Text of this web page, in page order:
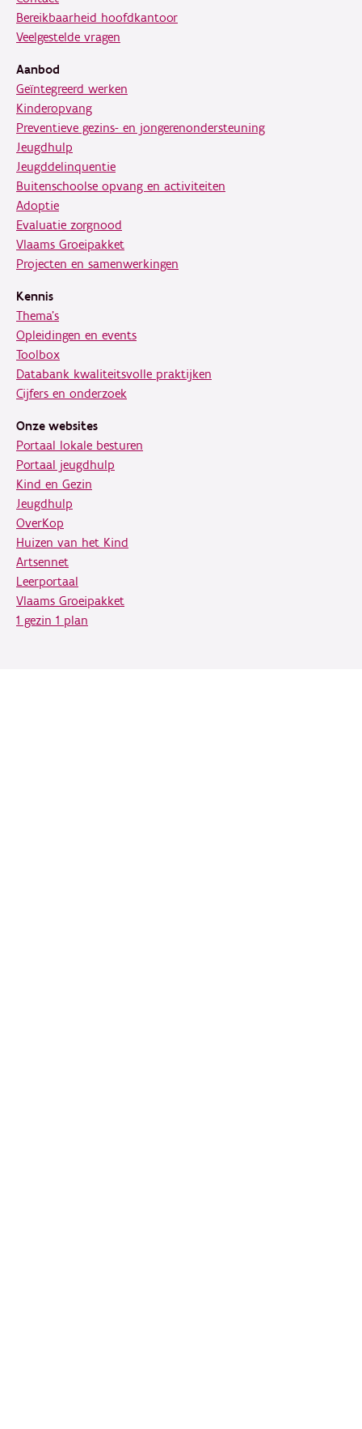
Bereikbaarheid hoofdkantoor
Veelgestelde vragen
Aanbod
Geïntegreerd werken
Kinderopvang
Preventieve gezins- en jongerenondersteuning
Jeugdhulp
Jeugddelinquentie
Buitenschoolse opvang en activiteiten
Adoptie
Evaluatie zorgnood
Vlaams Groeipakket
Projecten en samenwerkingen
Kennis
Thema's
Opleidingen en events
Toolbox
Databank kwaliteitsvolle praktijken
Cijfers en onderzoek
Onze websites
Portaal lokale besturen
Portaal jeugdhulp
Kind en Gezin
Jeugdhulp
OverKop
Huizen van het Kind
Artsennet
Leerportaal
Vlaams Groeipakket
1 gezin 1 plan